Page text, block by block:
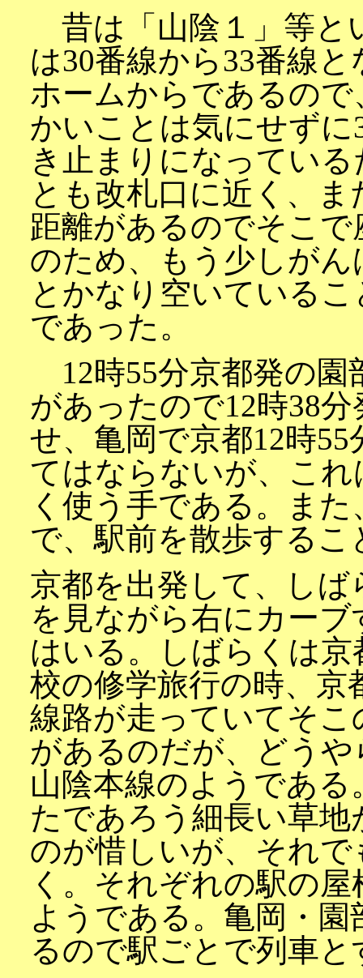
昔は「山陰１」等と
は30番線から33番線
ホームからであるの
かいことは気にせず
き止まりになってい
とも改札口に近く、
距離があるのでそこ
のため、もう少しが
とかなり空いている
であった。
12時55分京都発の園
があったので12時38
せ、亀岡で京都12時
てはならないが、こ
く使う手である。ま
で、駅前を散歩するこ
京都を出発して、し
を見ながら右にカー
はいる。しばらくは
校の修学旅行の時、京
線路が走っていてそ
があるのだが、どう
山陰本線のようであ
たであろう細長い草
のが惜しいが、それ
く。それぞれの駅の
ようである。亀岡・
るので駅ごとで列車と